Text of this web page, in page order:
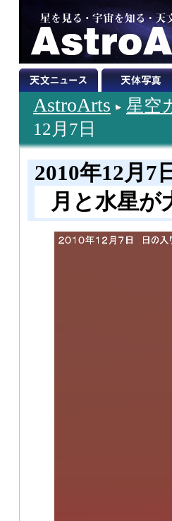
AstroArts 星空
12月7日
2010年12月7
月と水星が